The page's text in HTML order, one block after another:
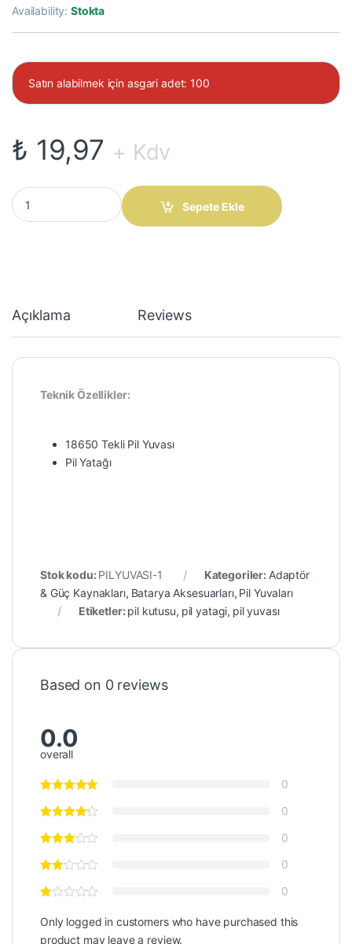
Availability:Stokta
Satın alabilmek için asgari adet: 100
₺ 19,97 + Kdv
18650 Tekli Pil Yuvası, Pil Yatağı quantity
Sepete Ekle
Açıklama Reviews
Teknik Özellikler:
18650 Tekli Pil Yuvası
Pil Yatağı
Stok kodu: PILYUVASI-1 Kategoriler: Adaptör
& Güç Kaynakları, Batarya Aksesuarları, Pil Yuvaları
Etiketler: pil kutusu, pil yatagi, pil yuvası
Based on 0 reviews
0.0
overall
0
0
0
0
0
Only logged in customers who have purchased this
product may leave a review.